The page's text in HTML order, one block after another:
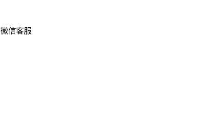
微信客服